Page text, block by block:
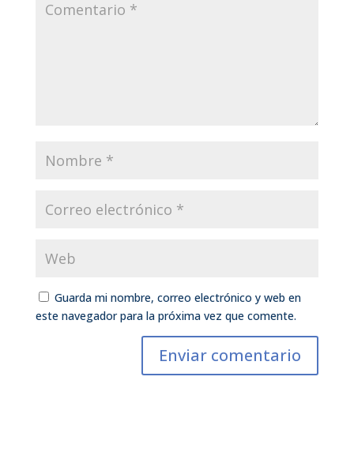
Guarda mi nombre, correo electrónico y web en
este navegador para la próxima vez que comente.